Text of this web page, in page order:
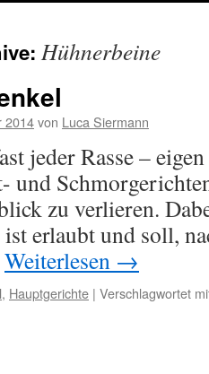
Hühnerbeine
2014von Luca Siermann
jeder Rasse –
und
zu verlieren.
erlaubt und soll,
Weiterlesen →
, Hauptgerichte | Verschlagwortet